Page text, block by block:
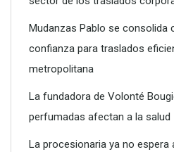
Mudanzas Pablo se consolida
confianza para traslados
metropolitana
La fundadora de Volonté
perfumadas afectan a la salud
La procesionaria ya no espera